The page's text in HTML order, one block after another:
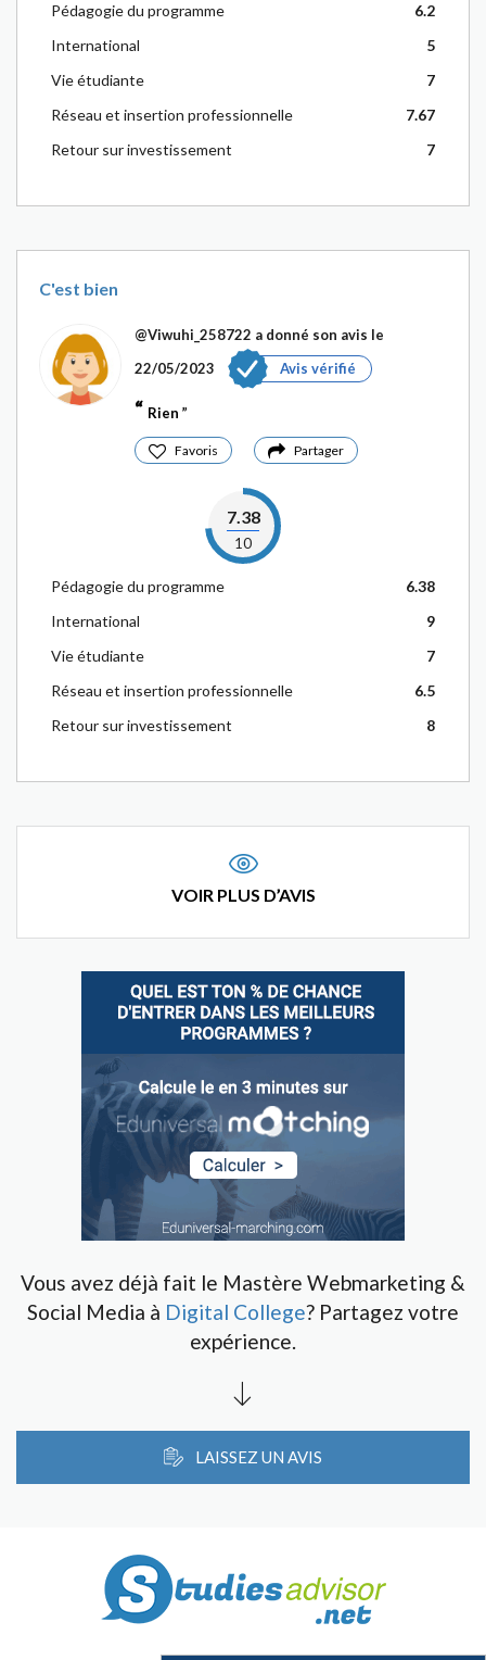
Pédagogie du programme
6.2
International
5
Vie étudiante
7
Réseau et insertion professionnelle
7.67
Retour sur investissement
7
C'est bien
@Viwuhi_258722 a donné son avis le
22/05/2023
Avis vérifié
Rien
Favoris Partager
7.38
10
Pédagogie du programme
6.38
International
9
Vie étudiante
7
Réseau et insertion professionnelle
6.5
Retour sur investissement
8
VOIR PLUS D’AVIS
Vous avez déjà fait le Mastère Webmarketing &
Social Media à Digital College? Partagez votre
expérience.
LAISSEZ UN AVIS